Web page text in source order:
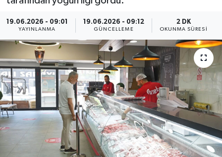
19.06.2026 - 09:01
YAYINLANMA
19.06.2026 - 09:12
GÜNCELLEME
2 DK
OKUNMA SÜRESI
Eğitim
Sağlık
Magazin
Turizm
Çevre